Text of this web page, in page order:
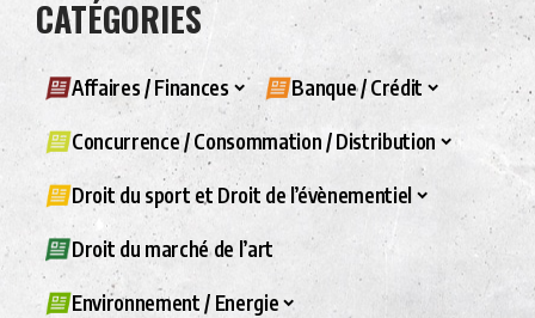
CATÉGORIES
Affaires / Finances Banque / Crédit
Concurrence / Consommation / Distribution
Droit du sport et Droit de l’évènementiel
Droit du marché de l’art
Environnement / Energie